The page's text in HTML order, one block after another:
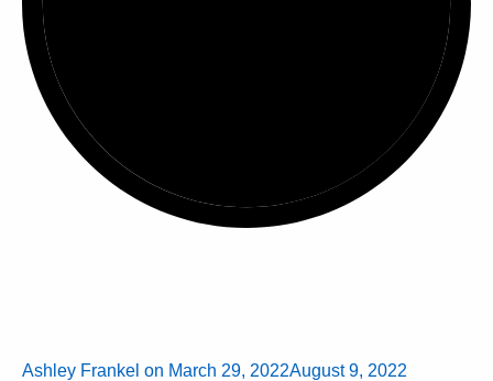
Ashley Frankel on March 29, 2022August 9, 2022